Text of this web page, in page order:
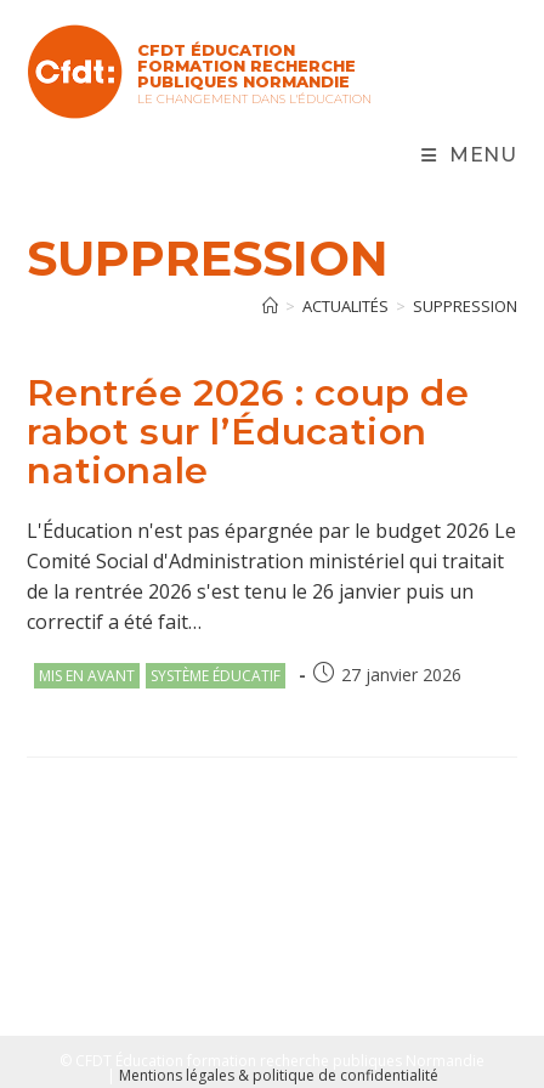
content
CFDT ÉDUCATION
FORMATION RECHERCHE
PUBLIQUES NORMANDIE
LE CHANGEMENT DANS L'ÉDUCATION
MENU
SUPPRESSION
> ACTUALITÉS > SUPPRESSION
Rentrée 2026 : coup de
rabot sur l’Éducation
nationale
L'Éducation n'est pas épargnée par le budget 2026 Le
Comité Social d'Administration ministériel qui traitait
de la rentrée 2026 s'est tenu le 26 janvier puis un
correctif a été fait…
Post
MIS EN AVANT SYSTÈME ÉDUCATIF
Publication
27 janvier 2026
Mentions légales & politique de confidentialité